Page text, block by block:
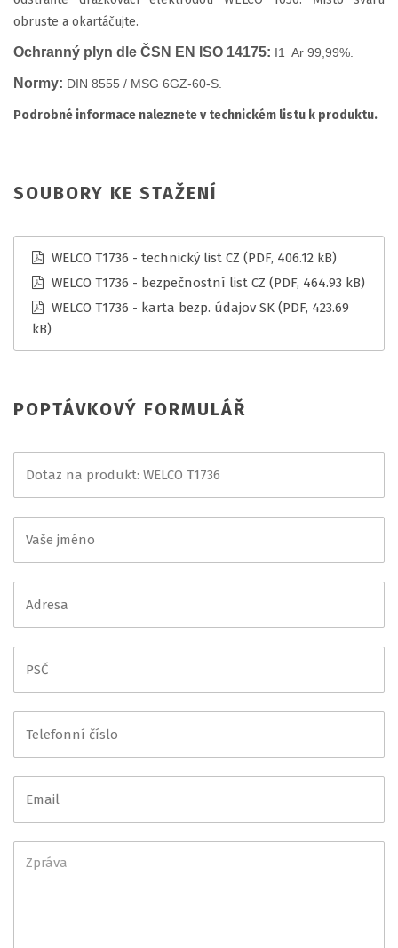
obruste a okartáčujte.
Ochranný plyn dle ČSN EN ISO 14175: I1 Ar 99,99%.
Normy: DIN 8555 / MSG 6GZ-60-S.
Podrobné informace naleznete v technickém listu k produktu.
SOUBORY KE STAŽENÍ
WELCO T1736 - technický list CZ (PDF, 406.12 kB)
WELCO T1736 - bezpečnostní list CZ (PDF, 464.93 kB)
WELCO T1736 - karta bezp. údajov SK (PDF, 423.69
kB)
POPTÁVKOVÝ FORMULÁŘ